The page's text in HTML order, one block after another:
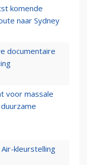
komende
naar Sydney
documentaire
voor massale
kleurstelling